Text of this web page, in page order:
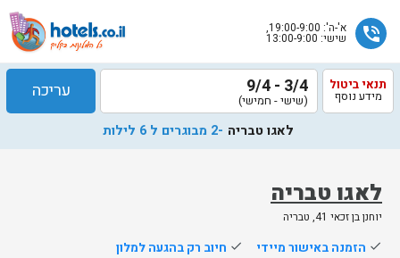
phone_in_talk א'-ה': 19:00-9:00,
שישי: 13:00-9:00
לאגו טבריה
יוחנן בן זכאי 41, טבריה
תנאי ביטול
מידע נוסף 3/4 - 9/4
(שישי - חמישי) עריכה
לאגו טבריה -2 מבוגרים ל 6 לילות
done הזמנה באישור מיידי done חיוב רק בהגעה למלון
שלח